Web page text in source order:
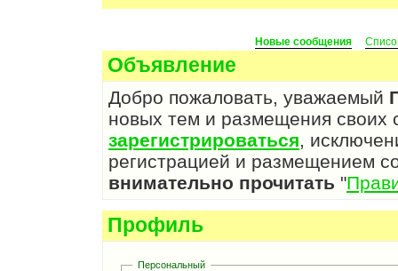
Новые сообщения
Объявление
Добро пожаловать, уважаемый
новых тем и размещения
зарегистрироваться,
регистрацией и размещением
внимательно прочитать "
Профиль
Персональный